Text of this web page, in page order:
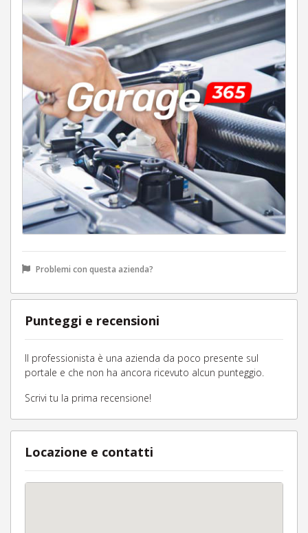
Problemi con questa azienda?
Punteggi e recensioni
Il professionista è una azienda da poco presente sul
portale e che non ha ancora ricevuto alcun punteggio.
Scrivi tu la prima recensione!
Locazione e contatti